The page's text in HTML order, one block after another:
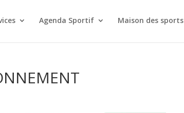
Agenda Sportif Maison des sports